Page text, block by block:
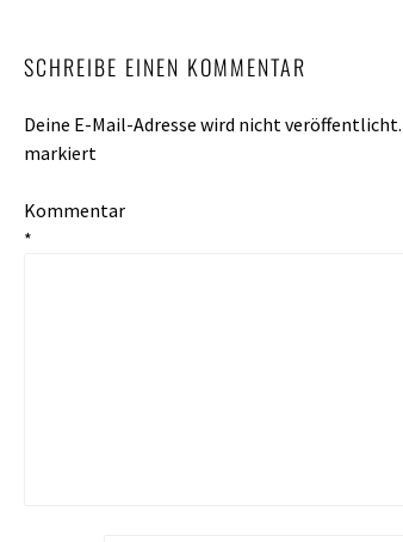
SCHREIBE EINEN KOMMENTAR
Deine E-Mail-Adresse wird nicht veröffentlicht.
markiert
Kommentar
*